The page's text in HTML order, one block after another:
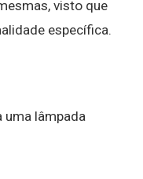
visto que
específica.
uma lâmpada